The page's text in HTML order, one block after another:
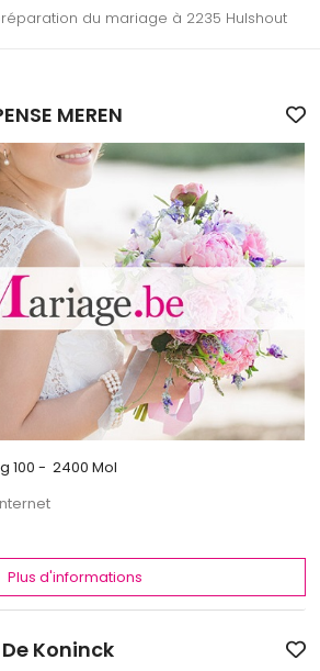
du mariage à 2235 Hulshout
MEREN
100 - 2400 Mol
Plus d'informations
Koninck